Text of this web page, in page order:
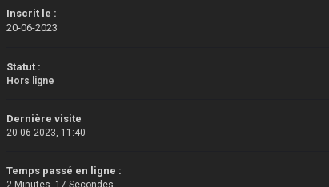
Inscrit le :
20-06-2023
Statut :
Hors ligne
Dernière visite
20-06-2023, 11:40
Temps passé en ligne :
2 Minutes, 17 Secondes